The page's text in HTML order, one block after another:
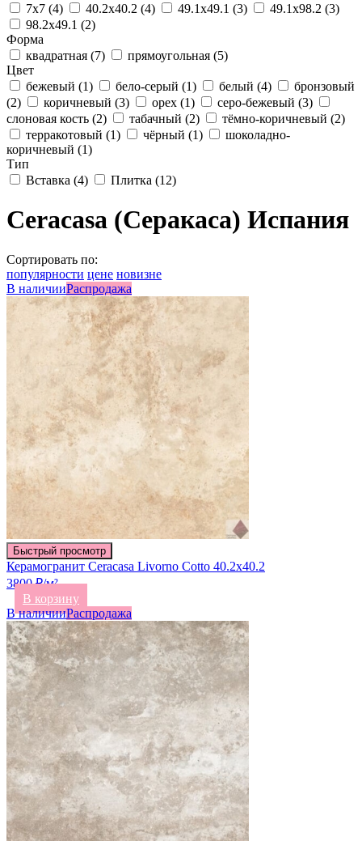
7x7 (4) 40.2x40.2 (4) 49.1x49.1 (3) 49.1x98.2 (3)
98.2x49.1 (2)
Форма
квадратная (7) прямоугольная (5)
Цвет
бежевый (1) бело-серый (1) белый (4)
бронзовый
(2)
коричневый (3) орех (1) серо-бежевый (3)
слоновая кость (2) табачный (2) тёмно-коричневый (2)
терракотовый (1) чёрный (1)
шоколадно-
коричневый (1)
Тип
Вставка (4) Плитка (12)
Ceracasa (Серакаса) Испания
Сортировать по:
популярности цене новизне
В наличииРаспродажа
Быстрый просмотр
Керамогранит Ceracasa Livorno Cotto 40.2х40.2
3800 ₽/м²
В корзину
В наличииРаспродажа